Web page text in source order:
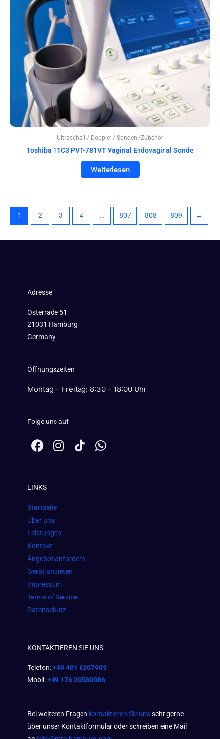
Ultraschall / Doppler / Sonden /Zubehör
Toshiba 11C3 PVT-781VT Vaginal Endovaginal Sonde
Weiterlesen
1 2 3 4 … 807 808 809 →
Adresse
Osterrade 51
21031 Hamburg
Germany
Öffnungszeiten
Montag – Freitag: 8:30 – 18:00 Uhr
Folge uns auf
F
a
b
o
o
k
I
n
m
W
h
LINKS
Startseite
Über uns
Leistungen
Kontakt
Angebot anfordern
Gerät anbieten
Impressum
Terms of Service
Datenschutz
KONTAKTIEREN SIE UNS
Telefon:+49 401 8207903
Mobil:+49 176 20580086
Bei weiteren Fragen kontaktieren Sie unssehr gerne
über unser Kontaktformular oder schreiben eine Mail